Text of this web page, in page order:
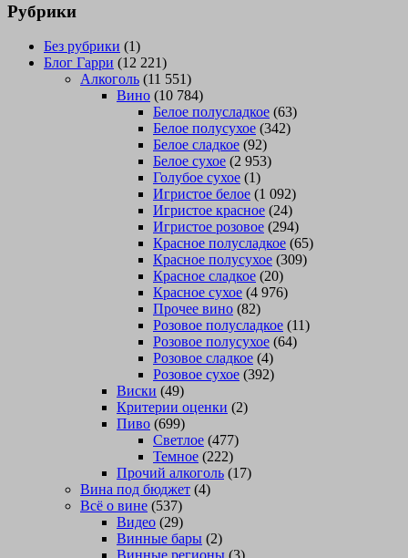
Рубрики
Без рубрики (1)
Блог Гарри (12 221)
Алкоголь (11 551)
Вино (10 784)
Белое полусладкое (63)
Белое полусухое (342)
Белое сладкое (92)
Белое сухое (2 953)
Голубое сухое (1)
Игристое белое (1 092)
Игристое красное (24)
Игристое розовое (294)
Красное полусладкое (65)
Красное полусухое (309)
Красное сладкое (20)
Красное сухое (4 976)
Прочее вино (82)
Розовое полусладкое (11)
Розовое полусухое (64)
Розовое сладкое (4)
Розовое сухое (392)
Виски (49)
Критерии оценки (2)
Пиво (699)
Светлое (477)
Темное (222)
Прочий алкоголь (17)
Вина под бюджет (4)
Всё о вине (537)
Видео (29)
Винные бары (2)